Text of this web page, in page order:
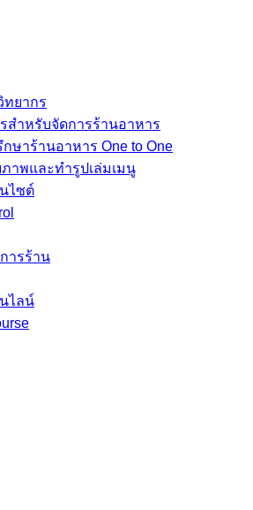
ทยากร
สำหรับจัดการร้านอาหาร
ษาร้านอาหาร One to One
าพและทำรูปเล่มเมนู
ไซต์
ารร้าน
ไลน์